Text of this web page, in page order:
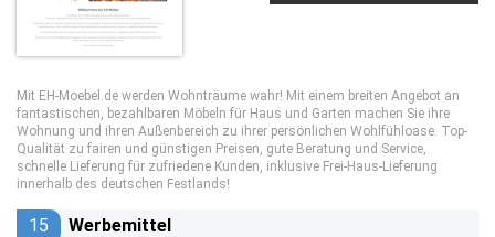
Mit EH-Moebel.de werden Wohnträume wahr! Mit einem breiten Angebot an
fantastischen, bezahlbaren Möbeln für Haus und Garten machen Sie ihre
Wohnung und ihren Außenbereich zu ihrer persönlichen Wohlfühloase. Top-
Qualität zu fairen und günstigen Preisen, gute Beratung und Service,
schnelle Lieferung für zufriedene Kunden, inklusive Frei-Haus-Lieferung
innerhalb des deutschen Festlands!
15 Werbemittel